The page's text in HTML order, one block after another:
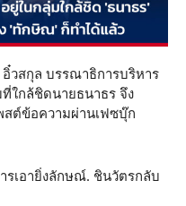
วสกุล บรรณาธิการบริหาร
ใกล้ชิดนายธนาธร จึง
สต์ข้อความผ่านเฟซบุ๊ก
รเอายิ่งลักษณ์. ชินวัตรกลับ